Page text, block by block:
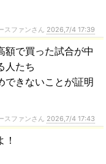
スファンさん 2026,7/4 17:39
額で買った試合が中
人たち
できないことが証明
スファンさん 2026,7/4 17:43